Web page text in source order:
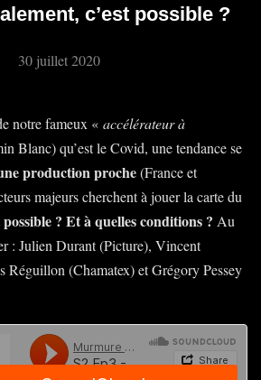
c’est possible ?
30 juillet 2020
notre fameux « accélérateur à
Blanc) qu’est le Covid, une tendance se
production proche(France et
majeurs cherchent à jouer la carte du
? Et à quelles conditions ? Au
: Julien Durant (Picture), Vincent
Réguillon (Chamatex) et Grégory Pessey